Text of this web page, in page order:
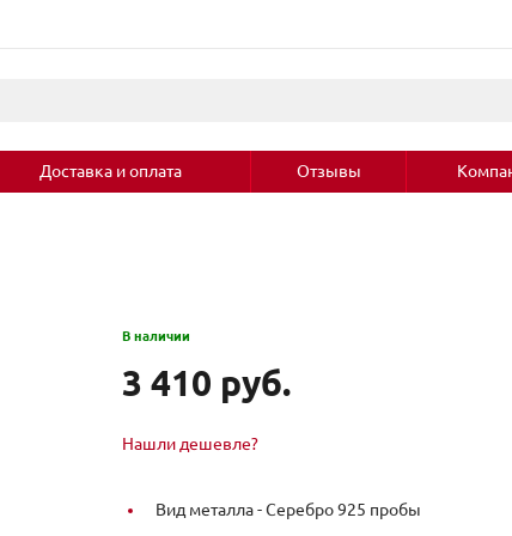
Доставка и оплата Отзывы
В наличии
3 410 руб.
Нашли дешевле?
Вид металла -Серебро 925 пробы